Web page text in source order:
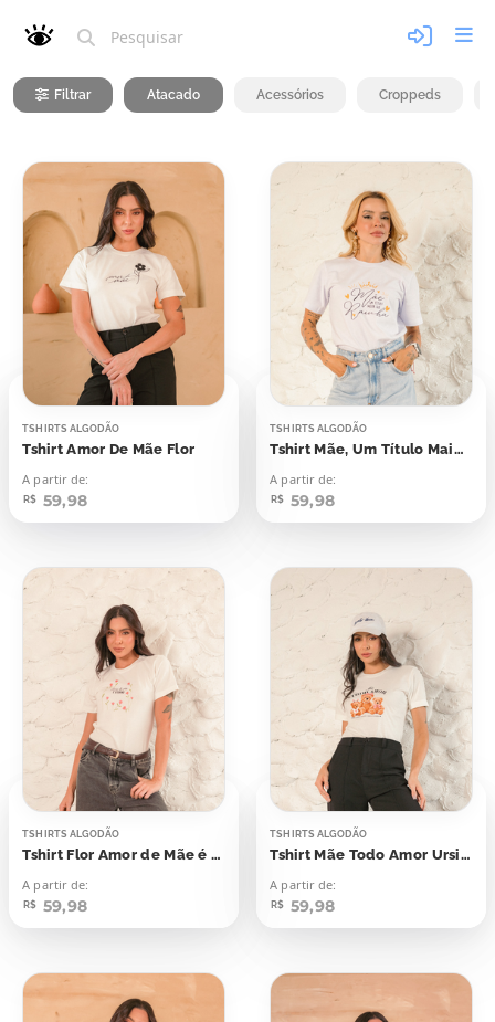
Filtrar Atacado Acessórios Croppeds
TSHIRTS ALGODÃO
Tshirt Amor De Mãe Flor
A partir de:
R$ 59,98
TSHIRTS ALGODÃO
Tshirt Mãe, Um Título Maior Que Rainha
A partir de:
R$ 59,98
TSHIRTS ALGODÃO
Tshirt Flor Amor de Mãe é Eterno
A partir de:
R$ 59,98
TSHIRTS ALGODÃO
Tshirt Mãe Todo Amor Ursinhos
A partir de:
R$ 59,98